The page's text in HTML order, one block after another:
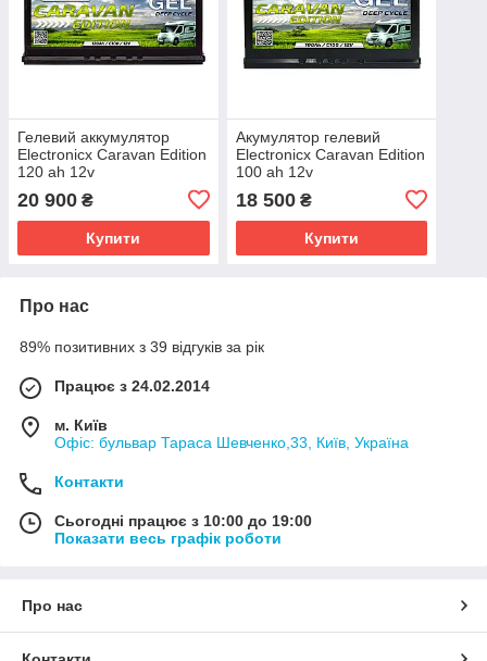
Гелевий аккумулятор
Electronicx Caravan Edition
120 ah 12v
20 900 ₴
Купити
Акумулятор гелевий
Electronicx Caravan Edition
100 ah 12v
18 500₴
Купити
Про нас
89% позитивних з 39 відгуків за рік
Працює з 24.02.2014
м. Київ
Офіс: бульвар Тараса Шевченко,33, Київ, Україна
Контакти
Сьогодні працює з 10:00 до 19:00
Показати весь графік роботи
Про нас